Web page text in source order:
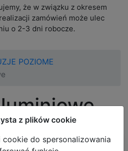
z plików cookie
do spersonalizowania
że w związku z okresem
zamówień może ulec
o 2-3 dni robocze.
POZIOME